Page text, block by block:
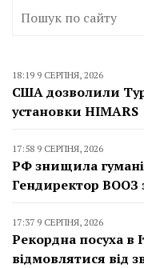
18:19 9 СЕРПНЯ, 2026
США дозволили
установки HIMARS
17:58 9 СЕРПНЯ, 2026
РФ знищила
Гендиректор ВООЗ
17:37 9 СЕРПНЯ, 2026
Рекордна посуха в
відмовлятися від